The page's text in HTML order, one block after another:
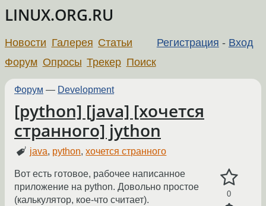
LINUX.ORG.RU
Регистрация - Вход
Новости Галерея Статьи
Форум Опросы Трекер Поиск
Форум — Development
[python] [java] [хочется
странного] jython
java, python,хочется странного
0
Вот есть готовое, рабочее написанное
приложение на python. Довольно простое
(калькулятор, кое-что считает).